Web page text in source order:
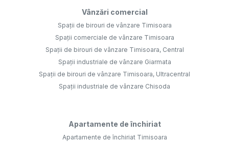
Vânzări comercial
Spații de birouri de vânzare Timisoara
Spații comerciale de vânzare Timisoara
Spații de birouri de vânzare Timisoara, Central
Spații industriale de vânzare Giarmata
Spații de birouri de vânzare Timisoara, Ultracentral
Spații industriale de vânzare Chisoda
Apartamente de închiriat
Apartamente de închiriat Timisoara